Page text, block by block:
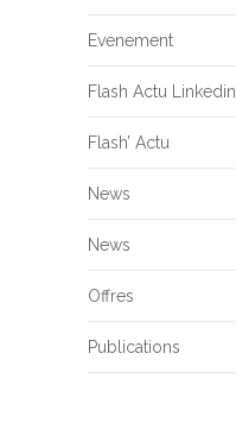
Evenement
Flash Actu Linkedin
Flash’ Actu
News
News
Offres
Publications